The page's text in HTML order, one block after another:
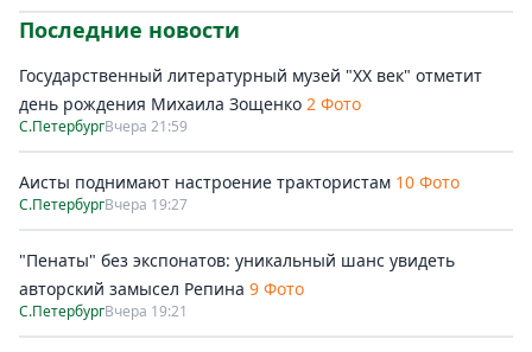
Последние новости
Государственный литературный музей "ХХ век" отметит
день рождения Михаила Зощенко 2 Фото
С.ПетербургВчера 21:59
Аисты поднимают настроение трактористам 10 Фото
С.ПетербургВчера 19:27
"Пенаты" без экспонатов: уникальный шанс увидеть
авторский замысел Репина 9 Фото
С.ПетербургВчера 19:21